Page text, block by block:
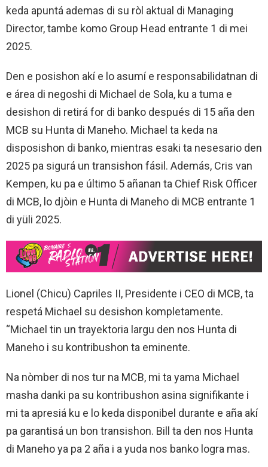
keda apuntá ademas di su ròl aktual di Managing
Director, tambe komo Group Head entrante 1 di mei
2025.
Den e posishon akí e lo asumí e responsabilidatnan di
e área di negoshi di Michael de Sola, ku a tuma e
desishon di retirá for di banko después di 15 aña den
MCB su Hunta di Maneho. Michael ta keda na
disposishon di banko, mientras esaki ta nesesario den
2025 pa sigurá un transishon fásil. Además, Cris van
Kempen, ku pa e último 5 añanan ta Chief Risk Officer
di MCB, lo djòin e Hunta di Maneho di MCB entrante 1
di yüli 2025.
Lionel (Chicu) Capriles II, Presidente i CEO di MCB, ta
respetá Michael su desishon kompletamente.
“Michael tin un trayektoria largu den nos Hunta di
Maneho i su kontribushon ta eminente.
Na nòmber di nos tur na MCB, mi ta yama Michael
masha danki pa su kontribushon asina signifikante i
mi ta apresiá ku e lo keda disponibel durante e aña akí
pa garantisá un bon transishon. Bill ta den nos Hunta
di Maneho ya pa 2 aña i a yuda nos banko logra mas.